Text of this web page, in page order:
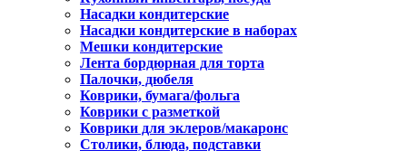
Насадки кондитерские
Насадки кондитерские в наборах
Мешки кондитерские
Лента бордюрная для торта
Палочки, дюбеля
Коврики, бумага/фольга
Коврики с разметкой
Коврики для эклеров/макаронс
Столики, блюда, подставки